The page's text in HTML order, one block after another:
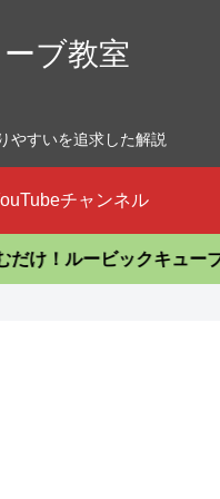
ブ教室
やすいを追求した解説
チャンネル
ビックキューブを揃える